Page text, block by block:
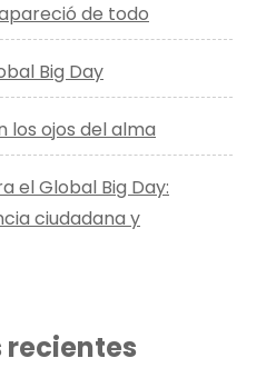
de todo
Big Day
los ojos del alma
el Global Big Day:
ciudadana y